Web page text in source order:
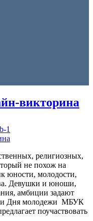
викторина
1
религиозных,
не похож на
юности, молодости,
Девушки и юноши,
амбиции задают
Дня молодежи МБУК
поучаствовать